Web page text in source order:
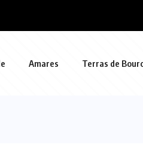
Amares Terras de